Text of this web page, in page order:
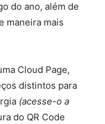
do ano, além de
maneira mais
Cloud Page,
distintos para
(acesse-o a
do QR Code